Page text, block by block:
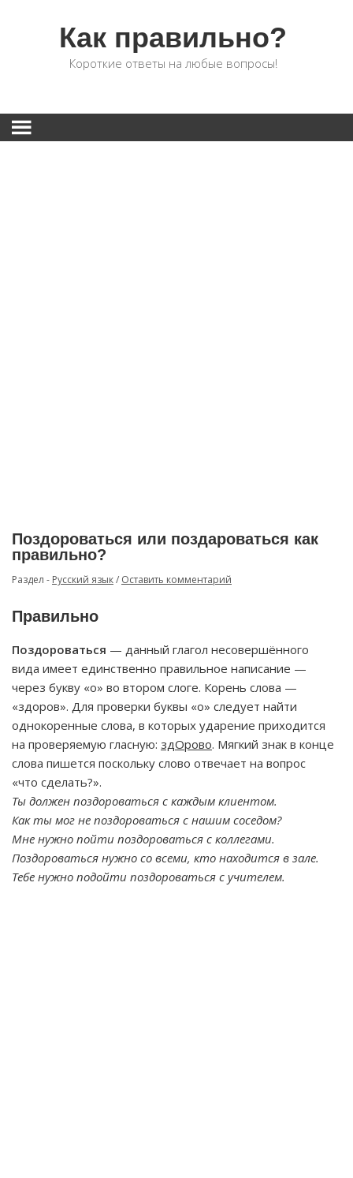
Как правильно?
Короткие ответы на любые вопросы!
Поздороваться или поздароваться как
правильно?
Раздел - Русский язык/ Оставить комментарий
Правильно
Поздороваться — данный глагол несовершённого
вида имеет единственно правильное написание —
через букву «о» во втором слоге. Корень слова —
«здоров». Для проверки буквы «о» следует найти
однокоренные слова, в которых ударение приходится
на проверяемую гласную: здОрово. Мягкий знак в конце
слова пишется поскольку слово отвечает на вопрос
«что сделать?».
Ты должен поздороваться с каждым клиентом.
Как ты мог не поздороваться с нашим соседом?
Мне нужно пойти поздороваться с коллегами.
Поздороваться нужно со всеми, кто находится в зале.
Тебе нужно подойти поздороваться с учителем.